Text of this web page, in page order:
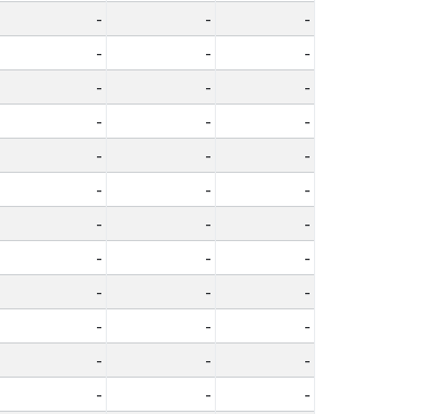
- -
-
- -
-
- -
-
- -
-
- -
-
- -
-
- -
-
- -
-
- -
-
- -
-
- -
-
- -
-